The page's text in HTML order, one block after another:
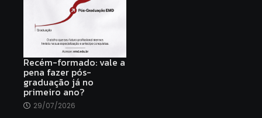
Recém-formado: vale a
pena fazer pós-
graduação já no
primeiro ano?
29/07/2026